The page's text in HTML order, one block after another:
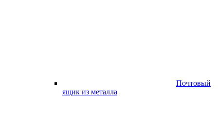
Почтовый
ящик из металла